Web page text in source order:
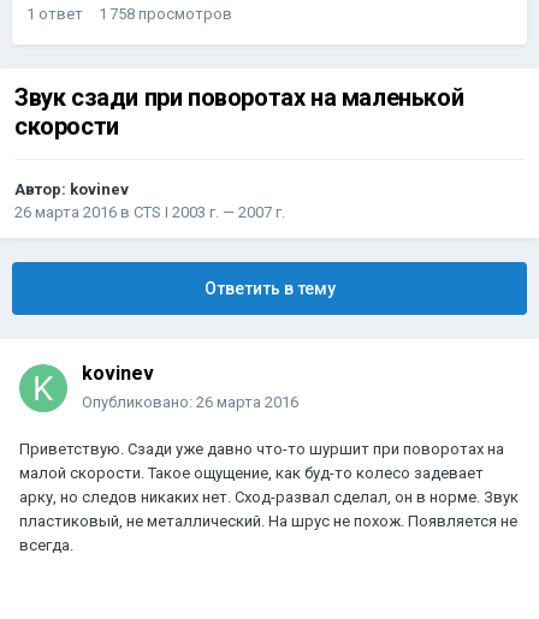
1 ответ 1 758 просмотров
Звук сзади при поворотах на маленькой
скорости
Автор: kovinev
26 марта 2016 в CTS I 2003 г. — 2007 г.
Ответить в тему
kovinev
Опубликовано: 26 марта 2016
Приветствую. Сзади уже давно что-то шуршит при поворотах на
малой скорости. Такое ощущение, как буд-то колесо задевает
арку, но следов никаких нет. Сход-развал сделал, он в норме. Звук
пластиковый, не металлический. На шрус не похож. Появляется не
всегда.